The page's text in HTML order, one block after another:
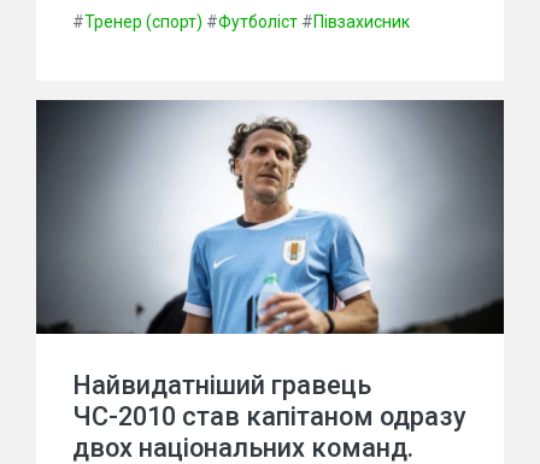
#Тренер (спорт) #Футболіст #Півзахисник
Найвидатніший гравець
ЧС-2010 став капітаном одразу
двох національних команд.